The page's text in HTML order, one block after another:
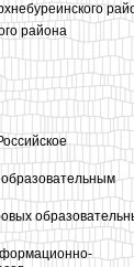
района
образовательным